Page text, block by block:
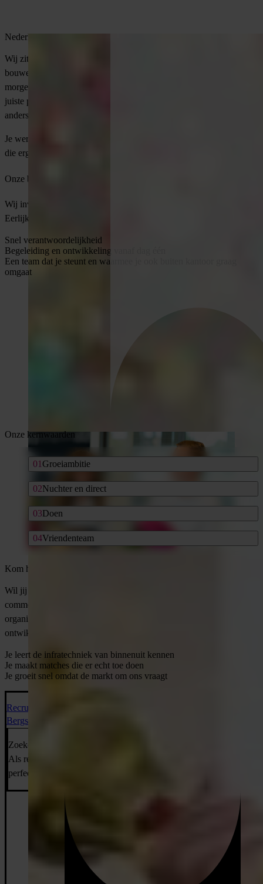
Nederland meer vooruit
Wij zitten aan tafel bij de bedrijven die de tunnels onder Amsterdam
bouwen, de dijken langs de Waal versterken en de energienetten van
morgen aanleggen. Als consultant bij Vonders ben jij degene die de
juiste professional daarvoor vindt en aan tafel krijgt. Dat voelt
anders dan je denkt.
Je werkt in een sector vol vakmanschap, grote ambities en mensen
die ergens voor staan. En jij bent de schakel die dat mogelijk maakt.
Onze belofte aan jou
Wij investeren in jou zoals wij in onze professionals investeren.
Eerlijk, betrokken en met oog voor waar jij naartoe wilt.
Snel verantwoordelijkheid
Begeleiding en ontwikkeling vanaf dag één
Een team dat je steunt en waarmee je ook buiten kantoor graag
omgaat
Onze kernwaarden
Groeiambitie
Nuchter en direct
Doen
Vriendenteam
Kom het team van Vonders versterken!
Wil jij werken binnen een jong vriendenteam, heb je een
commerciële en ambitieuze instelling en ben je op zoek naar een
organisatie met veel perspectief, vrijheid en
ontwikkelingsmogelijkheden? Dan zoeken wij jou.
Je leert de infratechniek van binnenuit kennen
Je maakt matches die er echt toe doen
Je groeit snel omdat de markt om ons vraagt
Recruitmentconsultant
Bergschenhoek | 32-40 uur | HBO
Zoeken, verbinden en begeleiden van kennismaking tot plaatsing.
Als recruitment consultant bij VONDERS zorg jij voor de
perfecte match tussen professional en infrawerkgever.